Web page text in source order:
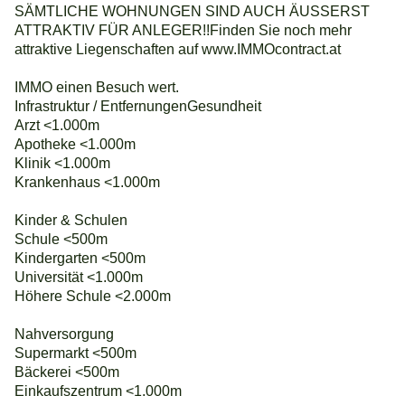
SÄMTLICHE WOHNUNGEN SIND AUCH ÄUSSERST
ATTRAKTIV FÜR ANLEGER!!Finden Sie noch mehr
attraktive Liegenschaften auf www.IMMOcontract.at
IMMO einen Besuch wert.
Infrastruktur / EntfernungenGesundheit
Arzt <1.000m
Apotheke <1.000m
Klinik <1.000m
Krankenhaus <1.000m
Kinder & Schulen
Schule <500m
Kindergarten <500m
Universität <1.000m
Höhere Schule <2.000m
Nahversorgung
Supermarkt <500m
Bäckerei <500m
Einkaufszentrum <1.000m